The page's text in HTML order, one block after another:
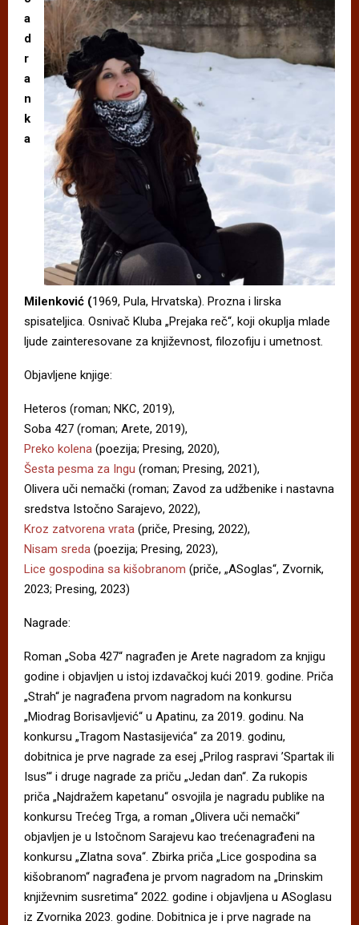
a
d
r
a
n
k
a
Milenković (1969, Pula, Hrvatska). Prozna i lirska
spisateljica. Osnivač Kluba „Prejaka reč“, koji okuplja mlade
ljude zainteresovane za književnost, filozofiju i umetnost.
Objavljene knjige:
Heteros (roman; NKC, 2019),
Soba 427 (roman; Arete, 2019),
Preko kolena (poezija; Presing, 2020),
Šesta pesma za Ingu (roman; Presing, 2021),
Olivera uči nemački (roman; Zavod za udžbenike i nastavna
sredstva Istočno Sarajevo, 2022),
Kroz zatvorena vrata (priče, Presing, 2022),
Nisam sreda (poezija; Presing, 2023),
Lice gospodina sa kišobranom (priče, „ASoglas“, Zvornik,
2023; Presing, 2023)
Nagrade:
Roman „Soba 427“ nagrađen je Arete nagradom za knjigu
godine i objavljen u istoj izdavačkoj kući 2019. godine. Priča
„Strah“ je nagrađena prvom nagradom na konkursu
„Miodrag Borisavljević“ u Apatinu, za 2019. godinu. Na
konkursu „Tragom Nastasijevića“ za 2019. godinu,
dobitnica je prve nagrade za esej „Prilog raspravi ’Spartak ili
Isus’“ i druge nagrade za priču „Jedan dan“. Za rukopis
priča „Najdražem kapetanu“ osvojila je nagradu publike na
konkursu Trećeg Trga, a roman „Olivera uči nemački“
objavljen je u Istočnom Sarajevu kao trećenagrađeni na
konkursu „Zlatna sova“. Zbirka priča „Lice gospodina sa
kišobranom“ nagrađena je prvom nagradom na „Drinskim
književnim susretima“ 2022. godine i objavljena u ASoglasu
iz Zvornika 2023. godine. Dobitnica je i prve nagrade na